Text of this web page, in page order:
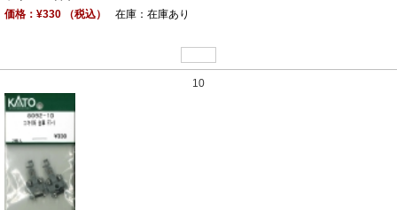
価格：¥330 （税込）
在庫：在庫あり
10